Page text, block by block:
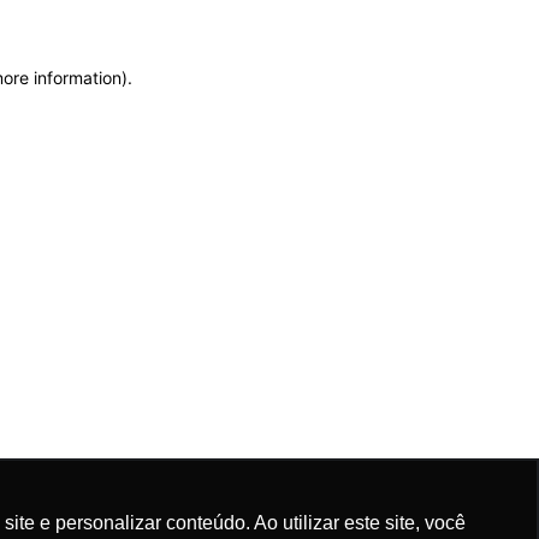
e personalizar conteúdo. Ao utilizar este site, você
information).